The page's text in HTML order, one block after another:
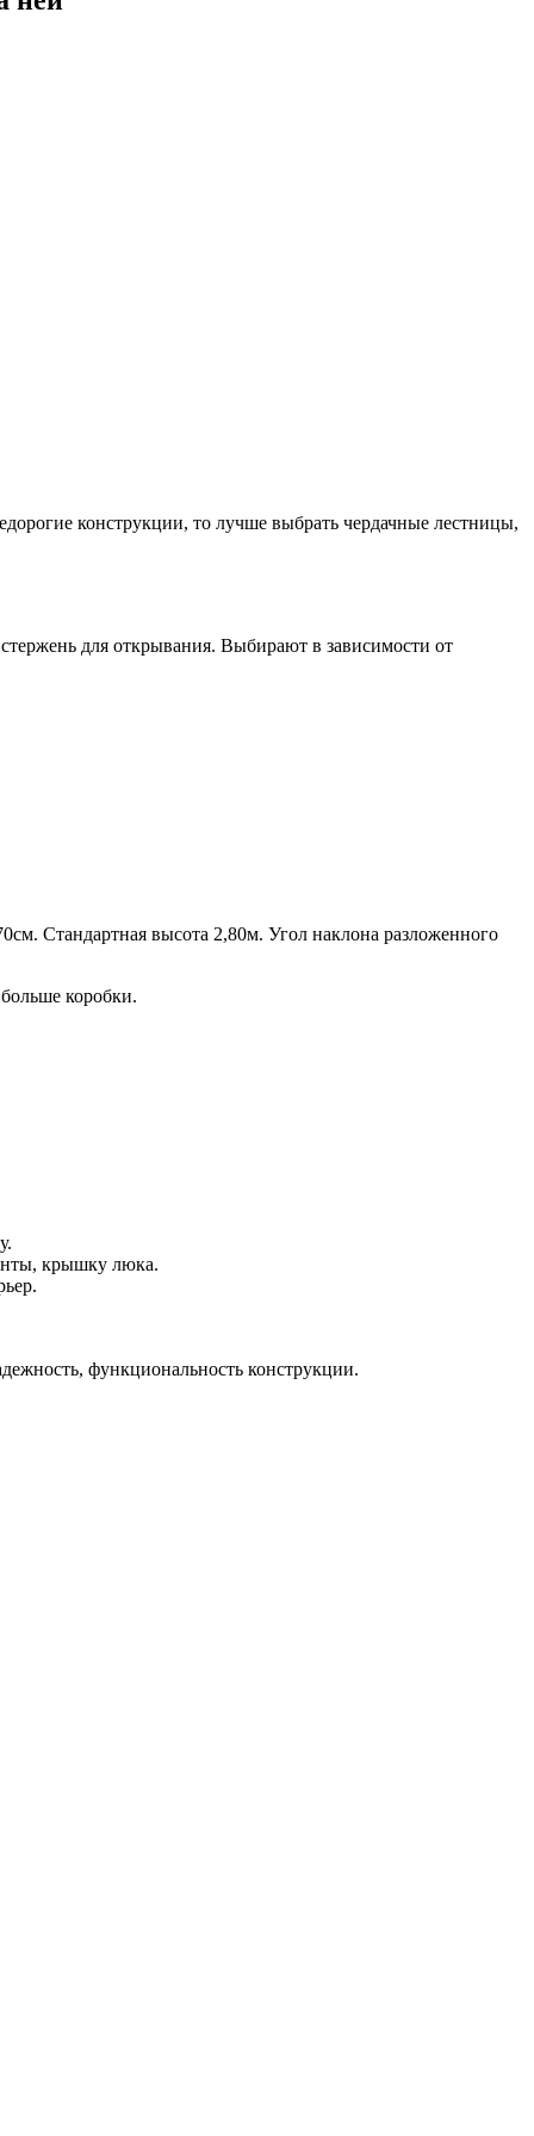
конструкции, то лучше выбрать чердачные лестницы,
для открывания. Выбирают в зависимости от
Стандартная высота 2,80м. Угол наклона разложенного
коробки.
крышку люка.
функциональность конструкции.